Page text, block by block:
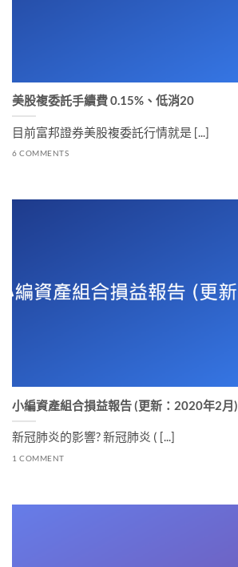
美股複委託手續費 0.15%、低消20
目前富邦證券美股複委託行情就是 [...]
6 COMMENTS
小編資產組合損益報告 (更新：2020年2月)
新冠肺炎的影響? 新冠肺炎 ( [...]
1 COMMENT